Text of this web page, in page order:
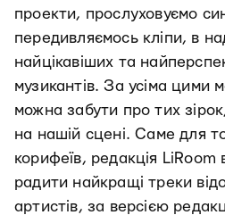
проекти, прослуховуємо
передивляємось кліпи, в
найцікавіших та
музикантів. За усіма цими
можна забути про тих
на нашій сцені. Саме для
корифеїв, редакція
радити найкращі треки
артистів, за версією